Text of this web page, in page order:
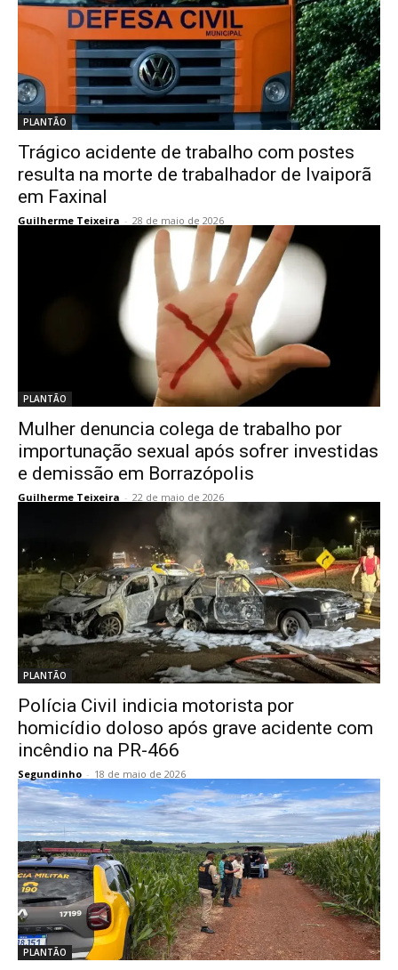
PLANTÃO
Trágico acidente de trabalho com postes
resulta na morte de trabalhador de Ivaiporã
em Faxinal
Guilherme Teixeira - 28 de maio de 2026
PLANTÃO
Mulher denuncia colega de trabalho por
importunação sexual após sofrer investidas
e demissão em Borrazópolis
Guilherme Teixeira - 22 de maio de 2026
PLANTÃO
Polícia Civil indicia motorista por
homicídio doloso após grave acidente com
incêndio na PR-466
Segundinho - 18 de maio de 2026
PLANTÃO